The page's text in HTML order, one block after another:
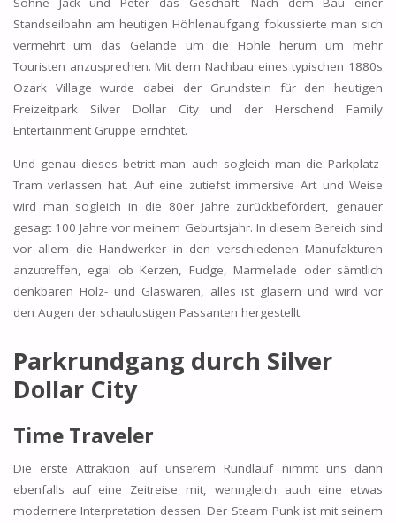
Standseilbahn am heutigen Höhlenaufgang fokussierte man sich
vermehrt um das Gelände um die Höhle herum um mehr
Touristen anzusprechen. Mit dem Nachbau eines typischen 1880s
Ozark Village wurde dabei der Grundstein für den heutigen
Freizeitpark Silver Dollar City und der Herschend Family
Entertainment Gruppe errichtet.
Und genau dieses betritt man auch sogleich man die Parkplatz-
Tram verlassen hat. Auf eine zutiefst immersive Art und Weise
wird man sogleich in die 80er Jahre zurückbefördert, genauer
gesagt 100 Jahre vor meinem Geburtsjahr. In diesem Bereich sind
vor allem die Handwerker in den verschiedenen Manufakturen
anzutreffen, egal ob Kerzen, Fudge, Marmelade oder sämtlich
denkbaren Holz- und Glaswaren, alles ist gläsern und wird vor
den Augen der schaulustigen Passanten hergestellt.
Parkrundgang durch Silver
Dollar City
Time Traveler
Die erste Attraktion auf unserem Rundlauf nimmt uns dann
ebenfalls auf eine Zeitreise mit, wenngleich auch eine etwas
modernere Interpretation dessen. Der Steam Punk ist mit seinem